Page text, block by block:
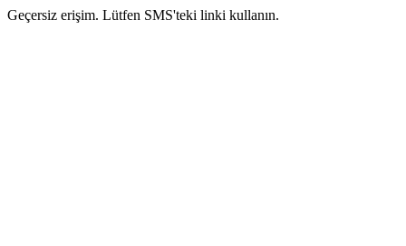
Geçersiz erişim. Lütfen SMS'teki linki kullanın.